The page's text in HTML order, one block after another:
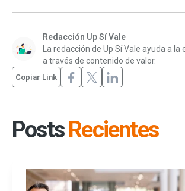
Redacción Up Sí Vale
La redacción de Up Sí Vale ayuda a
a través de contenido de valor.
Copiar Link
PostsRecientes